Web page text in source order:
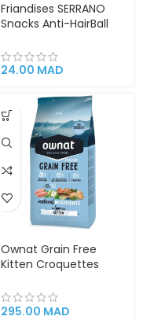
Friandises SERRANO
Snacks Anti-HairBall
Poulet pour Réduire les
Boules de Poils
24.00 MAD
Ownat Grain Free
Kitten Croquettes
Chaton –
Alimentation Naturelle
295.00 MAD